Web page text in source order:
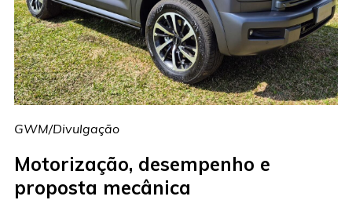
GWM/Divulgação
Motorização, desempenho e
proposta mecânica